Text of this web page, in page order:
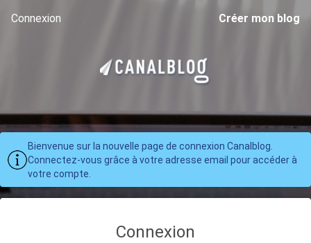
Connexion Créer mon blog
Bienvenue sur la nouvelle page de connexion Canalblog.
Connectez-vous grâce à votre adresse email pour accéder à
votre compte.
Connexion